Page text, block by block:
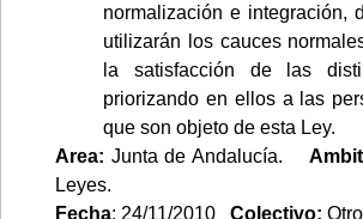
normalización e integración,
utilizarán los cauces
la satisfacción de las
priorizando en ellos a las
que son objeto de esta Ley.
Area: Junta de Andalucía.
Leyes.
Fecha: 24/11/2010 Colectivo: